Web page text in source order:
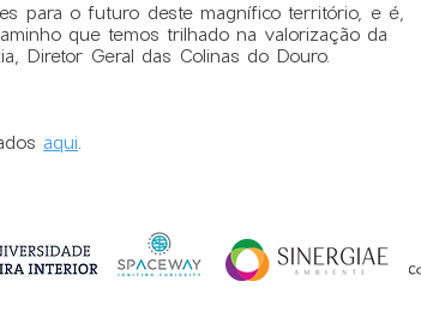
para o futuro deste magnífico território, e é,
que temos trilhado na valorização da
Diretor Geral das Colinas do Douro.
aqui